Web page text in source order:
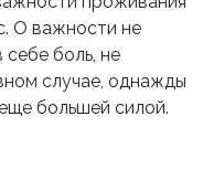
О важности не
себе боль, не
случае, однажды
большей силой.